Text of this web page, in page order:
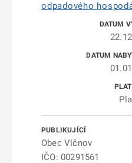
odpadového
Obec Vlčnov
IČO: 00291561